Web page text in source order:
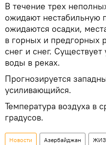
В течение трех
ожидают нестабильную
ожидаются осадки,
в горных и предгорных
снег и снег.
воды в реках.
Прогнозируется
усиливающийся.
Температура воздуха в
градусов.
Новости Азербайджан